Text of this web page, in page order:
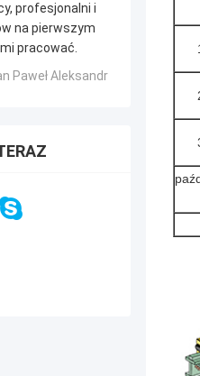
profesjonalni i
na pierwszym
pracować.
Paweł Aleksandr